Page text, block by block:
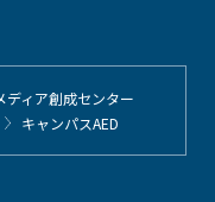
ディア創成センター
キャンパスAED